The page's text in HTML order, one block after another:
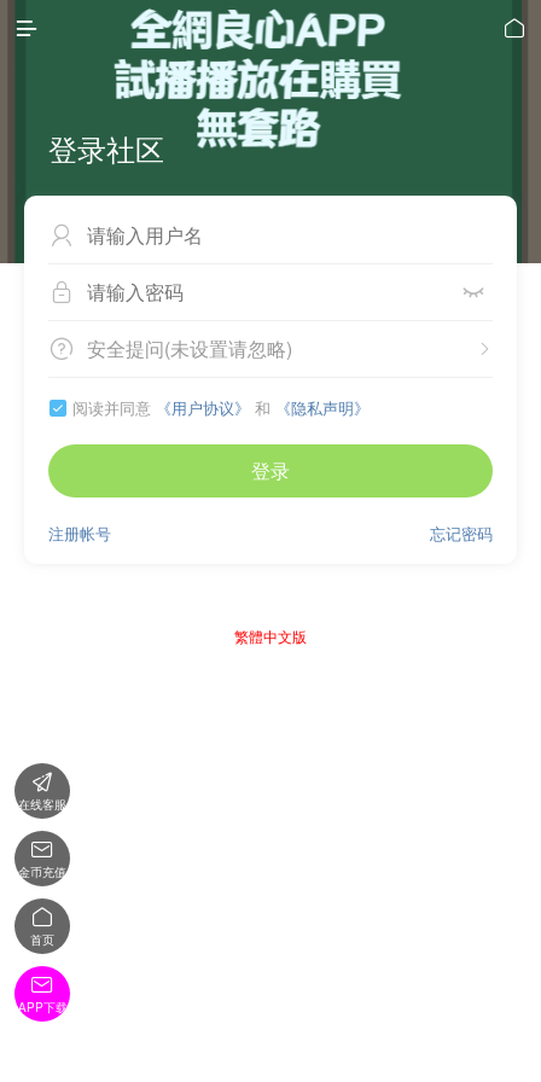
 
登录社区

 
 
安全提问(未设置请忽略)
 阅读并同意 《用户协议》 和 《隐私声明》
登录
忘记密码
注册帐号
繁體中文版

在线客服

金币充值

首页

APP下载